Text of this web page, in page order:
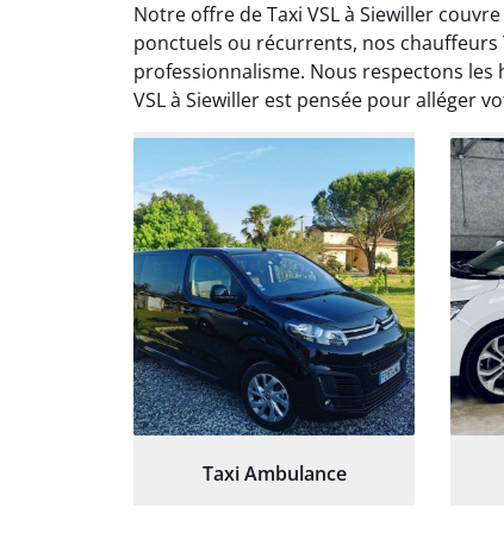
Notre offre de Taxi VSL à Siewiller
ponctuels ou récurrents, nos chauffeurs
professionnalisme. Nous respectons
VSL à Siewiller est pensée pour alléger
Taxi Ambulance